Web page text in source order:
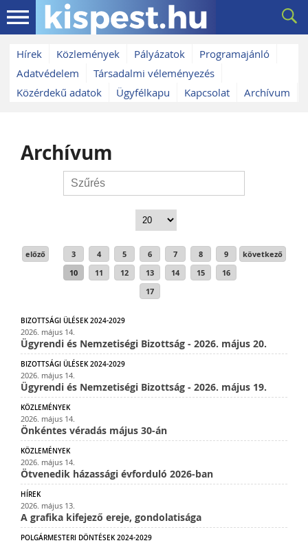
Ugrás a fő tartalomra
Hírek Közlemények Pályázatok
Programajánló
Adatvédelem
Társadalmi véleményezés
Közérdekű adatok
Ügyfélkapu Kapcsolat Archívum
Archívum
előző 3 4 5 6 7 8
9
10
11 12 13 14 15
16
17
következő
BIZOTTSÁGI ÜLÉSEK 2024-2029
2026. május 14.
Ügyrendi és Nemzetiségi Bizottság - 2026. május 20.
BIZOTTSÁGI ÜLÉSEK 2024-2029
2026. május 14.
Ügyrendi és Nemzetiségi Bizottság - 2026. május 19.
KÖZLEMÉNYEK
2026. május 14.
Önkéntes véradás május 30-án
KÖZLEMÉNYEK
2026. május 14.
Ötvenedik házassági évforduló 2026-ban
HÍREK
2026. május 13.
A grafika kifejező ereje, gondolatisága
POLGÁRMESTERI DÖNTÉSEK 2024-2029